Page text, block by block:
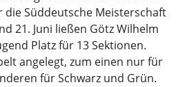
die Süddeutsche Meisterschaft
21. Juni ließen Götz Wilhelm
Platz für 13 Sektionen.
angelegt, zum einen nur für
für Schwarz und Grün.